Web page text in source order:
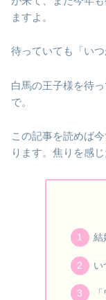
ますよ。
待っていても「いつ
白馬の王子様を待
で。
この記事を読めば
ります。焦りを感
結
い